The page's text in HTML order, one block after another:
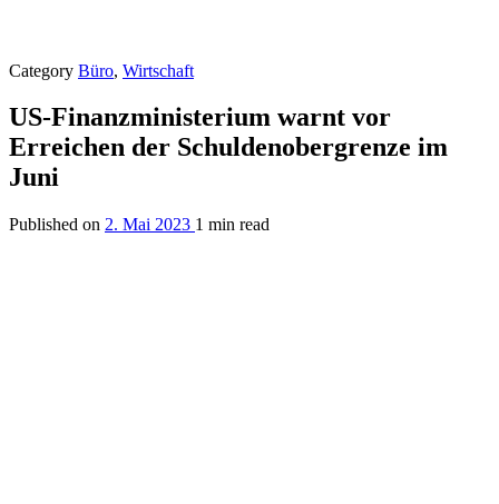
Category Büro, Wirtschaft
US-Finanzministerium warnt vor
Erreichen der Schuldenobergrenze im
Juni
Published on 2. Mai 2023 1 min read